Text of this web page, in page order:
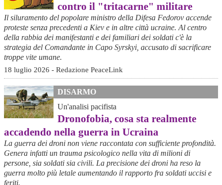
contro il "tritacarne" militare
Il siluramento del popolare ministro della Difesa Fedorov accende
proteste senza precedenti a Kiev e in altre città ucraine. Al centro
della rabbia dei manifestanti e dei familiari dei soldati c'è la
strategia del Comandante in Capo Syrskyi, accusato di sacrificare
troppe vite umane.
18 luglio 2026 - Redazione PeaceLink
DISARMO
Un'analisi pacifista
Dronofobia, cosa sta realmente
accadendo nella guerra in Ucraina
La guerra dei droni non viene raccontata con sufficiente profondità.
Genera infatti un trauma psicologico nella vita di milioni di
persone, sia soldati sia civili. La precisione dei droni ha reso la
guerra molto più letale aumentando il rapporto fra soldati uccisi e
feriti.